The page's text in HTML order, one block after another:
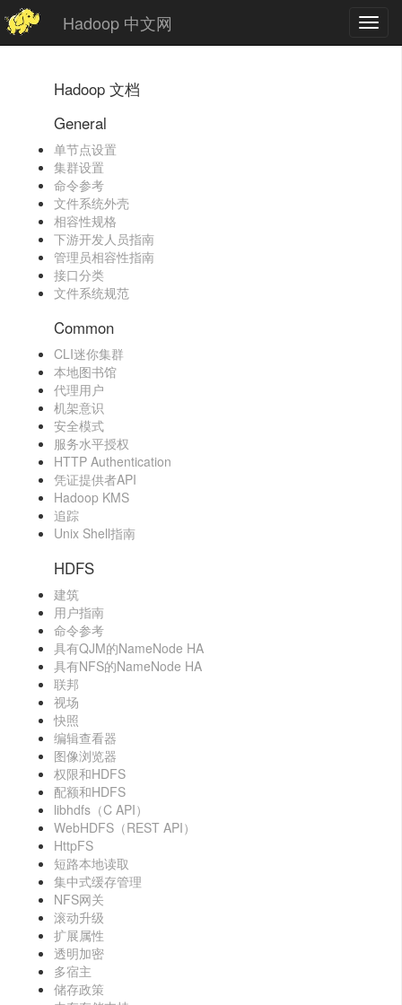
Hadoop 中文网
Hadoop 文档
General
单节点设置
集群设置
命令参考
文件系统外壳
相容性规格
下游开发人员指南
管理员相容性指南
接口分类
文件系统规范
Common
CLI迷你集群
本地图书馆
代理用户
机架意识
安全模式
服务水平授权
HTTP Authentication
凭证提供者API
Hadoop KMS
追踪
Unix Shell指南
HDFS
建筑
用户指南
命令参考
具有QJM的NameNode HA
具有NFS的NameNode HA
联邦
视场
快照
编辑查看器
图像浏览器
权限和HDFS
配额和HDFS
libhdfs（C API）
WebHDFS（REST API）
HttpFS
短路本地读取
集中式缓存管理
NFS网关
滚动升级
扩展属性
透明加密
多宿主
储存政策